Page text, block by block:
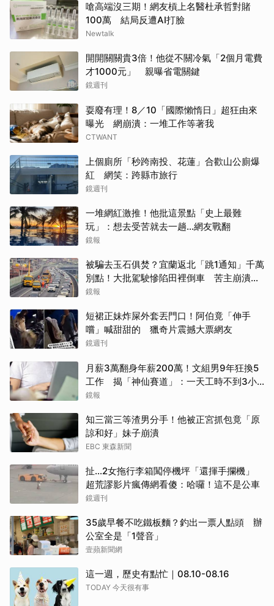
嗆高端沒三期！網友槓上名醫杜承哲對賭
100萬 結局反遭AI打臉
Newtalk
開開關關貴3倍！他從不關冷氣「2個月電費
才1000元」 親曝省電關鍵
鏡週刊
耍廢有理！8／10「國際懶惰日」超狂由來
曝光 網崩潰：一堆工作等著我
CTWANT
上個廁所「秒跨南投、花蓮」合歡山公廁爆
紅 網笑：跨縣市旅行
鏡週刊
一堆網紅激推！他批這景點「史上最難
玩」：想去受苦就去一趟...網友戰翻
鏡報
被騙去玉石俱焚？宜蘭返北「跳1通知」千萬
別點！大批駕駛慘陷田裡倒車 苦主崩潰：
多塞1小時
鏡報
短裙正妹炸屎外套丟門口！阿伯竟「伸手
嚐」喊甜甜的 獵奇片震撼大票網友
鏡週刊
月薪3萬翻身年薪200萬！文組男9年狂換5
工作 揭「神仙賽道」：一天工時不到3小
時...網全羨煞
鏡報
知三當三等渣男分手！他被正宮抓包竟「原
諒和好」妹子崩潰
EBC 東森新聞
扯…2女拖行李箱闖停機坪「還揮手攔機」
超荒謬影片瘋傳網看傻：哈囉！這不是公車
鏡週刊
35歲早餐不吃鐵板麵？釣出一票人點頭 辦
公室全是「1聲音」
壹蘋新聞網
這一週，歷史有點忙｜08.10-08.16
TODAY 今天很有事